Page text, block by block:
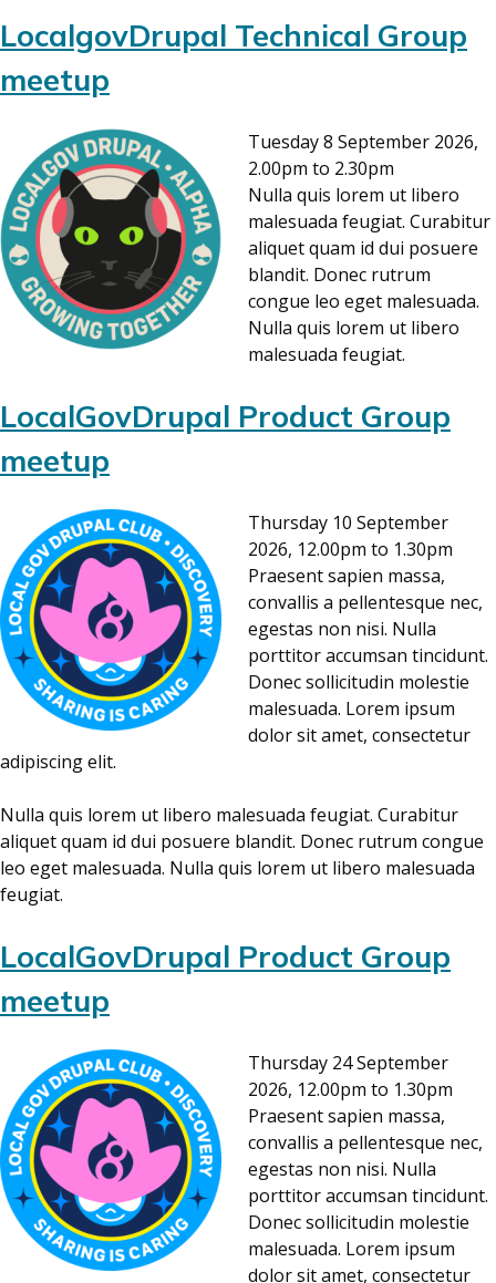
LocalgovDrupal Technical Group
meetup
Tuesday 8 September 2026,
2.00pm to 2.30pm
Nulla quis lorem ut libero
malesuada feugiat. Curabitur
aliquet quam id dui posuere
blandit. Donec rutrum
congue leo eget malesuada.
Nulla quis lorem ut libero
malesuada feugiat.
LocalGovDrupal Product Group
meetup
Thursday 10 September
2026, 12.00pm to 1.30pm
Praesent sapien massa,
convallis a pellentesque nec,
egestas non nisi. Nulla
porttitor accumsan tincidunt.
Donec sollicitudin molestie
malesuada. Lorem ipsum
dolor sit amet, consectetur
adipiscing elit.
Nulla quis lorem ut libero malesuada feugiat. Curabitur
aliquet quam id dui posuere blandit. Donec rutrum congue
leo eget malesuada. Nulla quis lorem ut libero malesuada
feugiat.
LocalGovDrupal Product Group
meetup
Thursday 24 September
2026, 12.00pm to 1.30pm
Praesent sapien massa,
convallis a pellentesque nec,
egestas non nisi. Nulla
porttitor accumsan tincidunt.
Donec sollicitudin molestie
malesuada. Lorem ipsum
dolor sit amet, consectetur